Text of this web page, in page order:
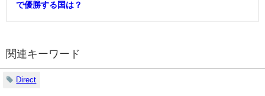
で優勝する国は？
関連キーワード
Direct